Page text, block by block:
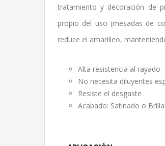
tratamiento y decoración de
propio del uso (mesadas de
reduce el amarilleo,
Alta resistencia al rayado
No necesita diluyentes
Resiste el desgaste
Acabado: Satinado o